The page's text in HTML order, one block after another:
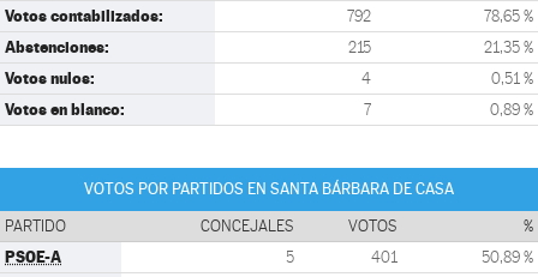
Votos contabilizados: 792 78,65 %
Abstenciones: 215 21,35 %
Votos nulos: 4 0,51 %
Votos en blanco: 7 0,89 %
VOTOS POR PARTIDOS EN SANTA BÁRBARA DE CASA
PARTIDO CONCEJALES VOTOS %
PSOE-A 5 401 50,89 %